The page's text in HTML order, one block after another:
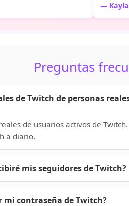
— Kayla
Preguntas
de Twitch de personas
de usuarios activos de
a diario.
mis seguidores de Twitch?
de 10-60 minutos después
grandes pueden demorar un
mi contraseña de Twitch?